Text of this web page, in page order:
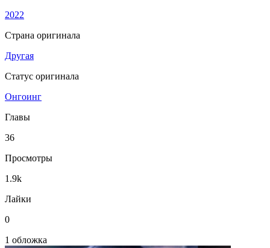
2022
Страна оригинала
Другая
Статус оригинала
Онгоинг
Главы
36
Просмотры
1.9k
Лайки
0
1 обложка